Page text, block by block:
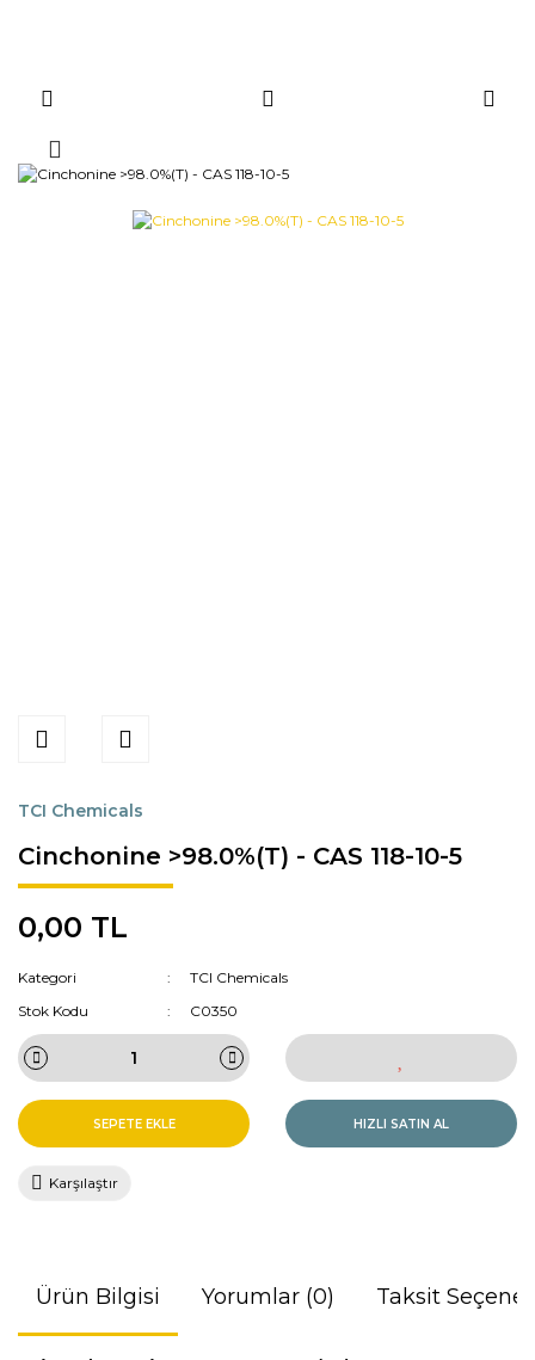
TCI Chemicals
Cinchonine >98.0%(T) - CAS 118-10-5
0,00 TL
Kategori
TCI Chemicals
Stok Kodu
C0350
SEPETE EKLE HIZLI SATIN AL
Karşılaştır
Ürün Bilgisi Yorumlar (0) Taksit